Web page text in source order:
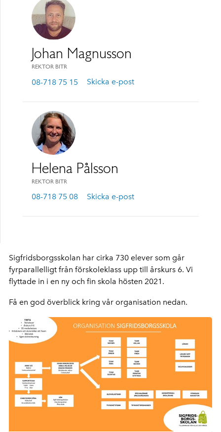
Johan Magnusson
REKTOR BITR
08-718 75 15 Skicka e-post
Helena Pålsson
REKTOR BITR
08-718 75 08 Skicka e-post
Sigfridsborgsskolan har cirka 730 elever som går
fyrparallelligt från förskoleklass upp till årskurs 6. Vi
flyttade in i en ny och fin skola hösten 2021.
Få en god överblick kring vår organisation nedan.